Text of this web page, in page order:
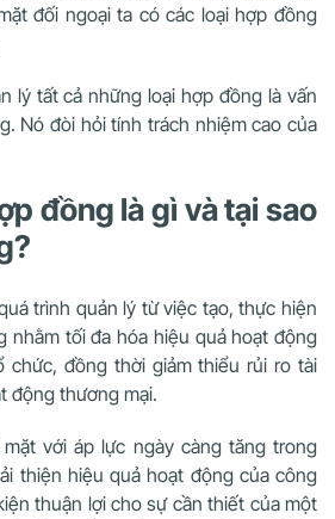
đối ngoại ta có các loại hợp đồng
lý tất cả những loại hợp đồng là vấn
Nó đòi hỏi tính trách nhiệm cao của
đồng là gì và tại sao
trình quản lý từ việc tạo, thực hiện
nhằm tối đa hóa hiệu quả hoạt động
chức, đồng thời giảm thiểu rủi ro tài
động thương mại.
với áp lực ngày càng tăng trong
thiện hiệu quả hoạt động của công
thuận lợi cho sự cần thiết của một